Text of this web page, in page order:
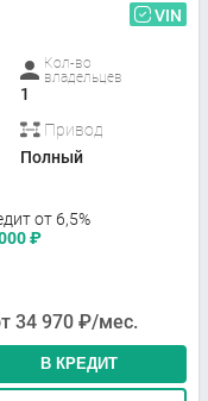
VIN
Кол-во
владельцев
1
Привод
Полный
от 6,5%
₽
34 970 ₽/мес.
В КРЕДИТ